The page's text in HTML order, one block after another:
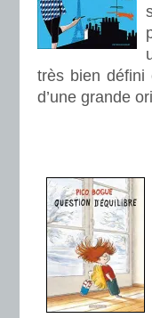
très bien défini
d’une grande